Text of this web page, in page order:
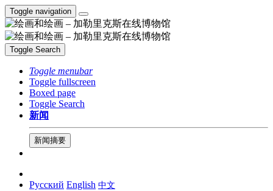
Toggle navigation
Toggle Search
Toggle menubar
Toggle fullscreen
Boxed page
Toggle Search
新闻
新闻摘要
Русский English 中文